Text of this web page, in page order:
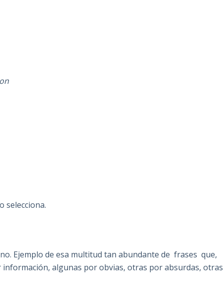
selecciona.
Ejemplo de esa multitud tan abundante de frases que,
algunas por obvias, otras por absurdas, otras